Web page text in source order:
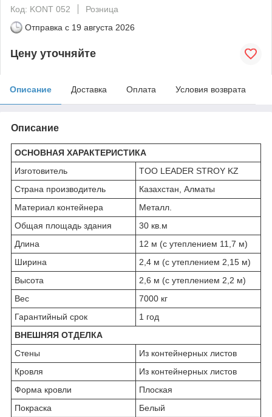
Код: KONT 052
Розница
Отправка с 19 августа 2026
Цену уточняйте
Описание Доставка Оплата Условия возврата
Описание
ОСНОВНАЯ ХАРАКТЕРИСТИКА
Изготовитель
TOO LEADER STROY KZ
Страна производитель
Казахстан, Алматы
Материал контейнера
Металл.
Общая площадь здания
30 кв.м
Длина
12 м (с утеплением 11,7 м)
Ширина
2,4 м (с утеплением 2,15 м)
Высота
2,6 м (с утеплением 2,2 м)
Вес
7000 кг
Гарантийный срок
1 год
ВНЕШНЯЯ ОТДЕЛКА
Стены
Из контейнерных листов
Кровля
Из контейнерных листов
Форма кровли
Плоская
Покраска
Белый